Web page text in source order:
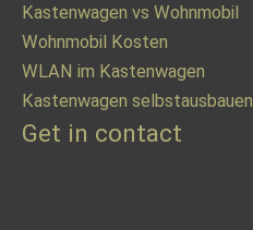
Kastenwagen vs Wohnmobil
Wohnmobil Kosten
WLAN im Kastenwagen
Kastenwagen selbstausbauen
Get in contact